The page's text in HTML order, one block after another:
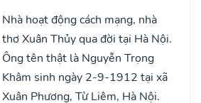
Nhà hoạt động cách mạng, nhà
thơ Xuân Thủy qua đời tại Hà Nội.
Ông tên thật là Nguyễn Trọng
Khâm sinh ngày 2-9-1912 tại xã
Xuân Phương, Từ Liêm, Hà Nội.